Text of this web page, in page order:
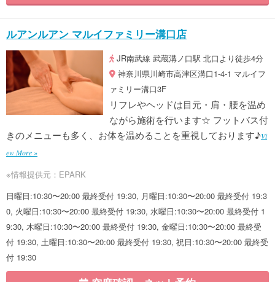
ルアンルアン マルイファミリー溝口店
JR南武線 武蔵溝ノ口駅 北口より徒歩4分
神奈川県川崎市高津区溝口1-4-1 マルイフ
ァミリー溝口3F
リフレやヘッドは目元・肩・腰を温め
ながら施術を行います☆ フットバス付
きのメニューも多く、お体を温めることを重視しております♪Vi
ew More »
※情報提供元：EPARK
日曜日:10:30〜20:00 最終受付 19:30, 月曜日:10:30〜20:00 最終受付 19:3
0, 火曜日:10:30〜20:00 最終受付 19:30, 水曜日:10:30〜20:00 最終受付 1
9:30, 木曜日:10:30〜20:00 最終受付 19:30, 金曜日:10:30〜20:00 最終受
付 19:30, 土曜日:10:30〜20:00 最終受付 19:30, 祝日:10:30〜20:00 最終受
付 19:30